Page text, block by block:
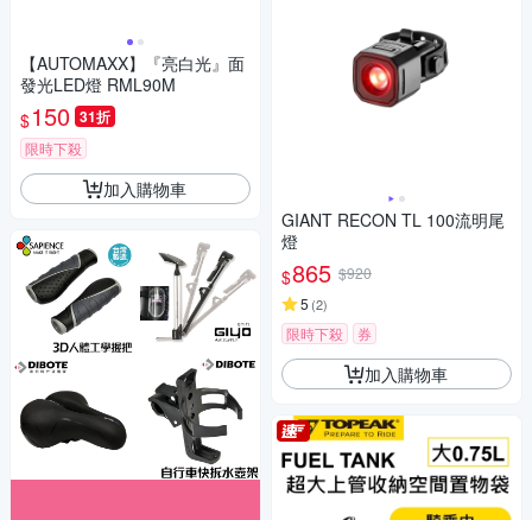
【AUTOMAXX】『亮白光』面
發光LED燈 RML90M
$150 31折
限時下殺
加入購物車
GIANT RECON TL 100流明尾
燈
$865 $920
5 (2)
限時下殺 券
加入購物車